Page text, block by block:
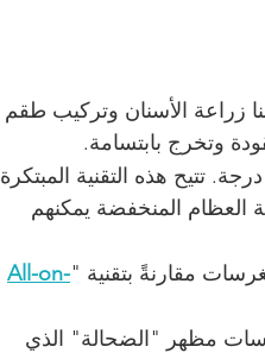
زراعة الأسنان وتركيب طقم
وتخرج بابتسامة.
يتم وضع الزرعتين الخلفيتين بزاوية 45 درجة. تتيح هذه التقنية المبتكرة
العظام المنخفضة يمكنهم
مقارنةً بتقنية "All-on-
مظهر "الضحالة" الذي